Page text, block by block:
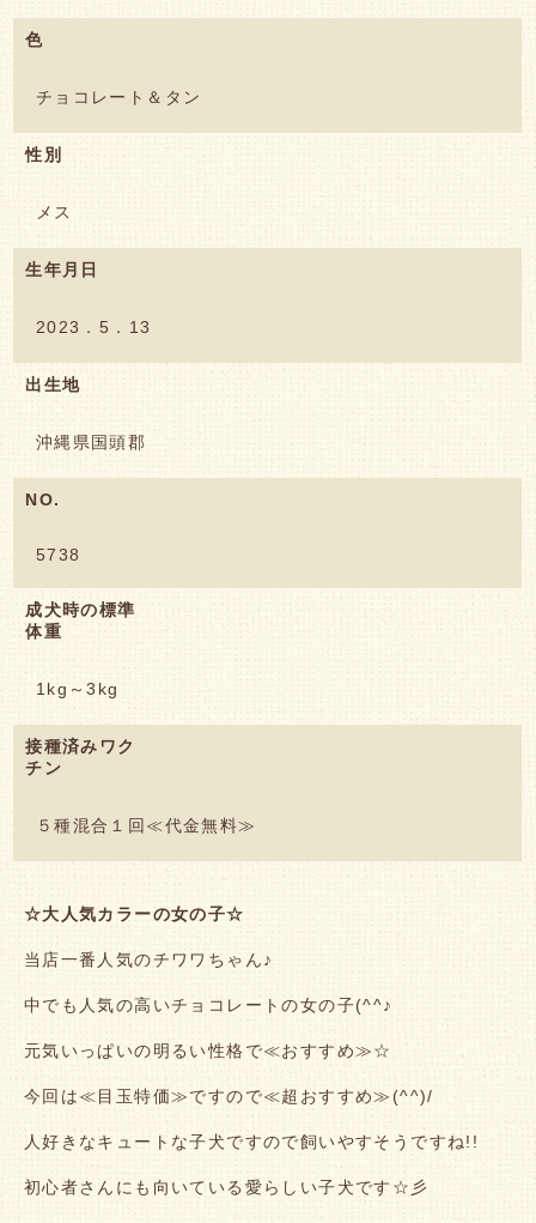
色
チョコレート＆タン
性別
メス
生年月日
2023．5．13
出生地
沖縄県国頭郡
NO.
5738
成犬時の標準
体重
1kg～3kg
接種済みワク
チン
５種混合１回≪代金無料≫
☆大人気カラーの女の子☆
当店一番人気のチワワちゃん♪
中でも人気の高いチョコレートの女の子(^^♪
元気いっぱいの明るい性格で≪おすすめ≫☆
今回は≪目玉特価≫ですので≪超おすすめ≫(^^)/
人好きなキュートな子犬ですので飼いやすそうですね!!
初心者さんにも向いている愛らしい子犬です☆彡